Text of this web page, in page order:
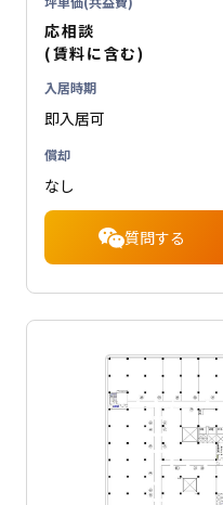
応相談
(賃料に含む)
入居時期
即入居可
償却
なし
質問する